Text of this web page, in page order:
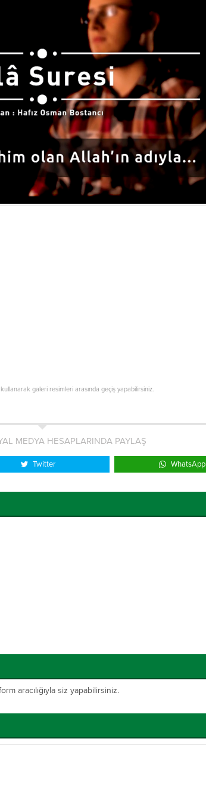
kullanarak galeri resimleri arasında geçiş yapabilirsiniz.
MEDYA HESAPLARINDA PAYLAŞ
Twitter WhatsApp
aracılığıyla siz yapabilirsiniz.